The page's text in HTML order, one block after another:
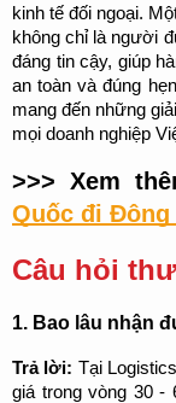
kinh tế đối ngoại.
không chỉ là người
đáng tin cậy, giúp
an toàn và đúng
mang đến những
mọi doanh nghiệp
>>> Xem
Quốc đi
Câu hỏi
1. Bao lâu nhận
Trả lời: Tại
giá trong vòng 30 -